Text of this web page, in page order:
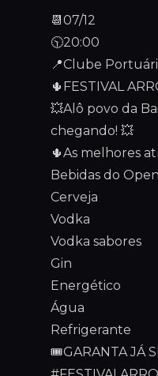
📆07/12
🕥20:00
📍Clube
🌵FESTIVAL
💥Alô povo da
chegando! 💥
🌵As melhores
Bebidas do
Cerveja
Vodka
Vodka sabores
Gin
Energético
Água
Refrigerante
🎟️GARANTA JÁ